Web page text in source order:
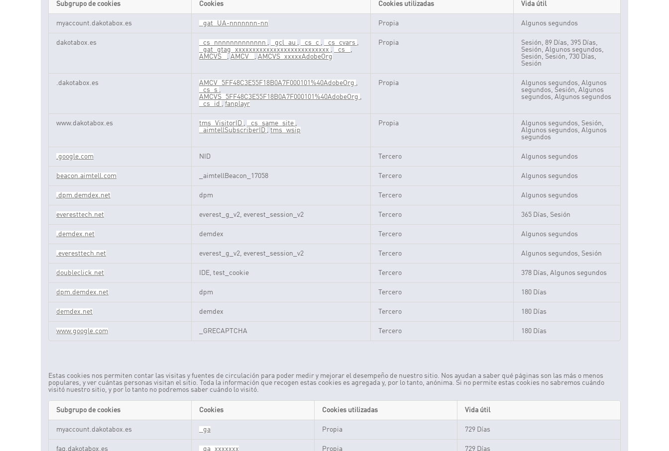
dirigidas
Subgrupo de cookies Cookies Cookies utilizadas Vida útil
myaccount.dakotabox.es _gat_UA-nnnnnnn-nn Propia Algunos segundos
dakotabox.es _cs_nnnnnnnnnnnnn , _gcl_au , _cs_c , _cs_cvars ,
_gat_gtag_xxxxxxxxxxxxxxxxxxxxxxxxxxx , _cs_ ,
AMCVS_ , AMCV_ , AMCVS_xxxxxAdobeOrg
Propia
Sesión, 89 Días, 395 Días,
Sesión, Algunos segundos,
Sesión, Sesión, 730 Días,
Sesión
.dakotabox.es AMCV_5FF48C3E55F18B0A7F000101%40AdobeOrg ,
_cs_s ,
AMCVS_5FF48C3E55F18B0A7F000101%40AdobeOrg ,
_cs_id , fanplayr
Propia
Algunos segundos, Algunos
segundos, Sesión, Algunos
segundos, Algunos segundos
www.dakotabox.es tms_VisitorID , _cs_same_site ,
_aimtellSubscriberID , tms_wsip
Propia
Algunos segundos, Sesión,
Algunos segundos, Algunos
segundos
.google.com NID Tercero Algunos segundos
beacon.aimtell.com _aimtellBeacon_17058 Tercero Algunos segundos
.dpm.demdex.net dpm Tercero Algunos segundos
everesttech.net everest_g_v2, everest_session_v2 Tercero 365 Días, Sesión
.demdex.net demdex Tercero Algunos segundos
.everesttech.net everest_g_v2, everest_session_v2 Tercero Algunos segundos, Sesión
doubleclick.net IDE, test_cookie Tercero 378 Días, Algunos segundos
dpm.demdex.net dpm Tercero 180 Días
demdex.net demdex Tercero 180 Días
www.google.com _GRECAPTCHA Tercero 180 Días
Estas cookies nos permiten contar las visitas y fuentes de circulación para poder medir y mejorar el desempeño de nuestro sitio. Nos ayudan a saber qué páginas son las más o menos
populares, y ver cuántas personas visitan el sitio. Toda la información que recogen estas cookies es agregada y, por lo tanto, anónima. Si no permite estas cookies no sabremos cuándo
visitó nuestro sitio, y por lo tanto no podremos saber cuándo lo visitó.
rendimiento
Subgrupo de cookies Cookies Cookies utilizadas Vida útil
myaccount.dakotabox.es _ga Propia 729 Días
faq.dakotabox.es _ga_xxxxxxx Propia 729 Días